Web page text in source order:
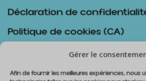
Gérer le
Afin de fournir les meilleures expériences, nous
Déclaration de
Politique de cookies (CA)
Politique d’achat